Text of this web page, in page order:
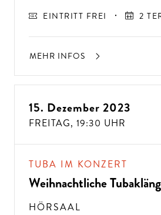
EINTRITT FREI 2
MEHR INFOS
15. Dezember 2023
FREITAG, 19:30 UHR
TUBA IM KONZERT
Weihnachtliche
HÖRSAAL